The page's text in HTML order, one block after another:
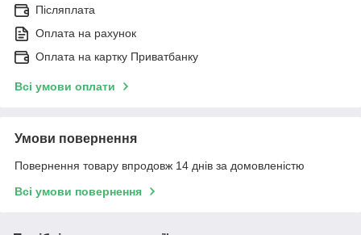
Післяплата
Оплата на рахунок
Оплата на картку Приватбанку
Всі умови оплати
Умови повернення
Повернення товару впродовж 14 днів за домовленістю
Всі умови повернення